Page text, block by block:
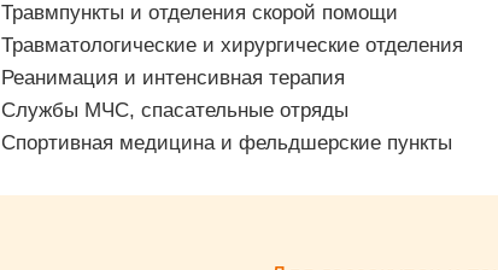
Травмпункты и отделения скорой помощи
Травматологические и хирургические отделения
Реанимация и интенсивная терапия
Службы МЧС, спасательные отряды
Спортивная медицина и фельдшерские пункты